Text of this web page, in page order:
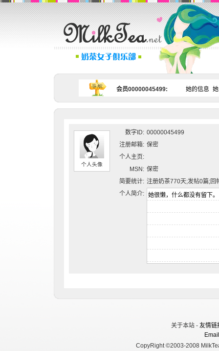
会员00000045499: 她的信息
个人头像
数字ID: 00000045499
注册邮箱: 保密
个人主页:
MSN: 保密
简要统计: 注册奶茶770天;发帖0篇;回
个人简介:
关于本站 - 友情链
CopyRight ©2003-2008